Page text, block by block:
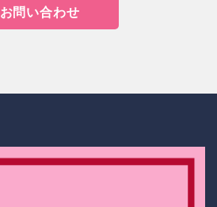
お問い合わせ